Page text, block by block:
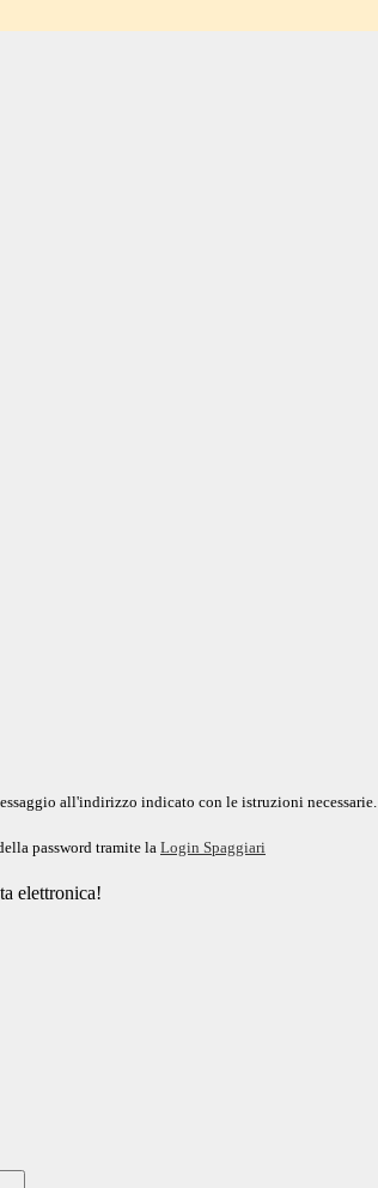
all'indirizzo indicato con le istruzioni necessarie.
password tramite la Login Spaggiari
elettronica!